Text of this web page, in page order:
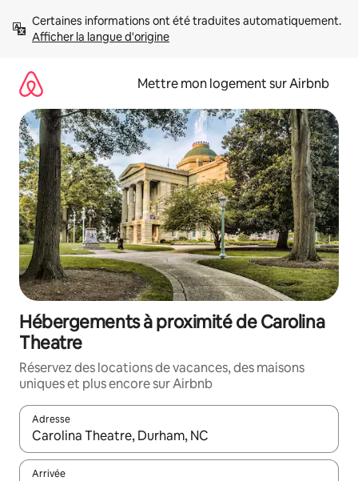
directement
Afficher la langue d'origine
Mettre mon logement sur Airbnb
Hébergements à proximité de Carolina
Theatre
Réservez des locations de vacances, des maisons
uniques et plus encore sur Airbnb
Adresse
Lorsque les résultats s'affichent, utilisez les flèches vers le
Arrivée